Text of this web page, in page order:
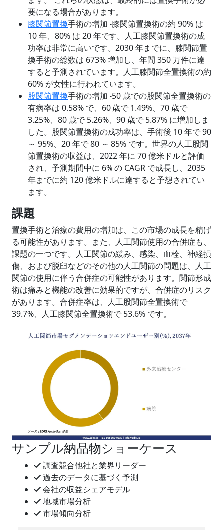
要になる場合があります。
膝関節置換手術の増加 -膝関節置換術の約 90% は
10 年、80% は 20 年です。人工膝関節置換術の成
功率は非常に高いです。2030 年までに、膝関節置
換手術の総数は 673% 増加し、年間 350 万件に達
すると予測されています。人工膝関節全置換術の約
60% が女性に行われています。
股関節置換手術の増加 -50 歳での股関節全置換術の
有病率は 0.58% で、60 歳で 1.49%、70 歳で
3.25%、80 歳で 5.26%、90 歳で 5.87% に増加しま
した。股関節置換術の成功率は、手術後 10 年で 90
～ 95%、20 年で 80 ～ 85% です。世界の人工股関
節置換術の収益は、2022 年に 70 億米ドルと評価
され、予測期間中に 6% の CAGR で成長し、2035
年までに約 120 億米ドルに達すると予想されてい
ます。
課題
置換手術と治療の費用の増加は、この市場の成長を精げ
る可能性があります。また、人工関節使用の合併症も、
課題の一つです。人工関節の緩み、感染、血栓、神経損
傷、および脱臼などのその他の人工関節の問題は、人工
関節の使用に伴う合併症の可能性があります。関節形成
術は痛みと機能の改善に効果的ですが、合併症のリスク
があります。合併症率は、人工股関節全置換術で
39.7%、人工膝関節全置換術で 53.6% です。
サンプル納品物ショーケース
調査競合他社と業界リーダー
過去のデータに基づく予測
会社の収益シェアモデル
地域市場分析
市場傾向分析